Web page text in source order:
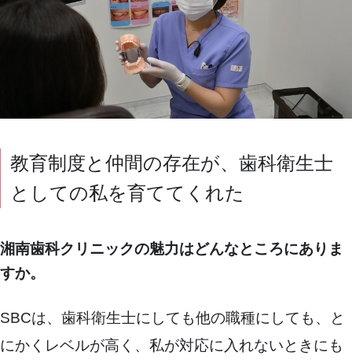
教育制度と仲間の存在が、歯科衛生士
としての私を育ててくれた
湘南歯科クリニックの魅力はどんなところにありま
すか。
SBCは、歯科衛生士にしても他の職種にしても、と
にかくレベルが高く、私が対応に入れないときにも